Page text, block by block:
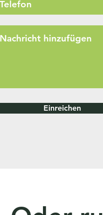
Einreichen